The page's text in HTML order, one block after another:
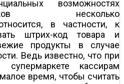
возможностях
несколько
в частности, к
штрих-код товара и
продукты в случае
Ведь известно, что при
кассирам
время, чтобы считать